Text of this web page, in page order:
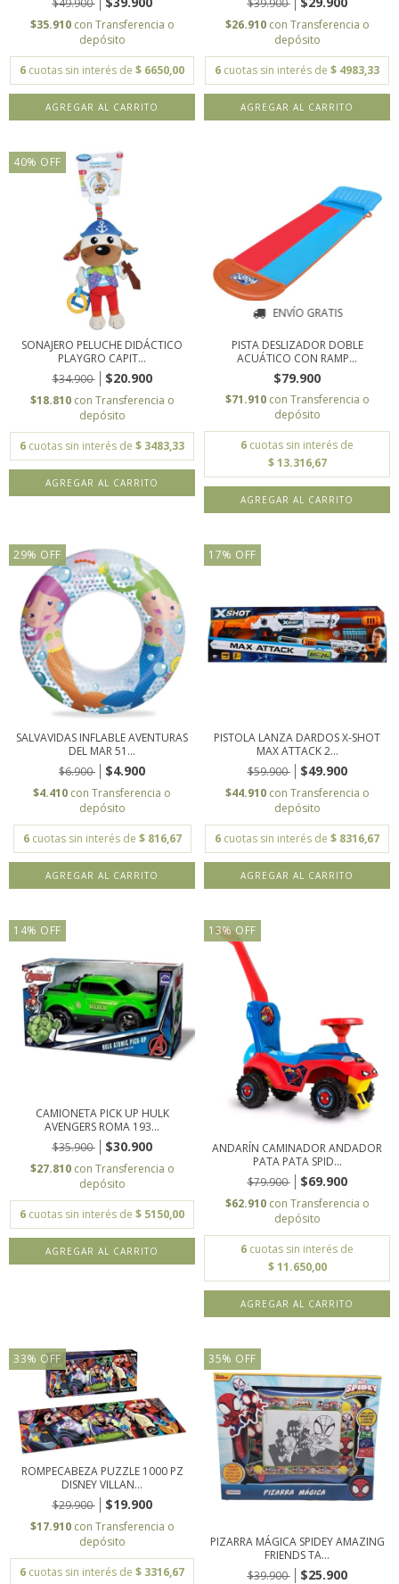
$35.910 con Transferencia o
depósito
6 cuotas sin interés de $ 6650,00
$26.910 con Transferencia o
depósito
6 cuotas sin interés de $ 4983,33
AGREGAR AL CARRITO
40% OFF
SONAJERO PELUCHE DIDÁCTICO
PLAYGRO CAPIT...
$34.900
$20.900
$18.810 con Transferencia o
depósito
6 cuotas sin interés de $ 3483,33
ENVÍO GRATIS
PISTA DESLIZADOR DOBLE
ACUÁTICO CON RAMP...
$79.900
$71.910 con Transferencia o
depósito
6 cuotas sin interés de
$ 13.316,67
29% OFF
SALVAVIDAS INFLABLE AVENTURAS
DEL MAR 51...
$6.900
$4.900
$4.410 con Transferencia o
depósito
6 cuotas sin interés de $ 816,67
17% OFF
PISTOLA LANZA DARDOS X-SHOT
MAX ATTACK 2...
$59.900
$49.900
$44.910 con Transferencia o
depósito
6 cuotas sin interés de $ 8316,67
14% OFF
CAMIONETA PICK UP HULK
AVENGERS ROMA 193...
$35.900
$30.900
$27.810 con Transferencia o
depósito
6 cuotas sin interés de $ 5150,00
13% OFF
ANDARÍN CAMINADOR ANDADOR
PATA PATA SPID...
$79.900
$69.900
$62.910 con Transferencia o
depósito
6 cuotas sin interés de
$ 11.650,00
33% OFF
ROMPECABEZA PUZZLE 1000 PZ
DISNEY VILLAN...
$29.900
$19.900
$17.910 con Transferencia o
depósito
6 cuotas sin interés de $ 3316,67
35% OFF
PIZARRA MÁGICA SPIDEY AMAZING
FRIENDS TA...
$39.900
$25.900